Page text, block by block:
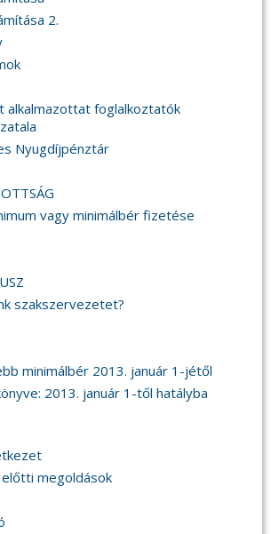
2.
alkalmazottat foglalkoztatók
Nyugdíjpénztár
vagy minimálbér fizetése
szakszervezetet?
minimálbér 2013. január 1-jétől
2013. január 1-től hatályba
megoldások